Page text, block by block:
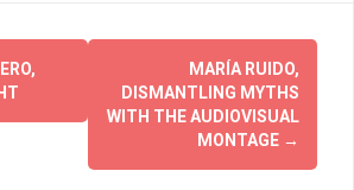
MARÍA RUIDO,
DISMANTLING MYTHS
WITH THE AUDIOVISUAL
MONTAGE →